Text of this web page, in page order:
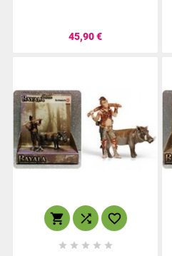
45,90 €
  
    